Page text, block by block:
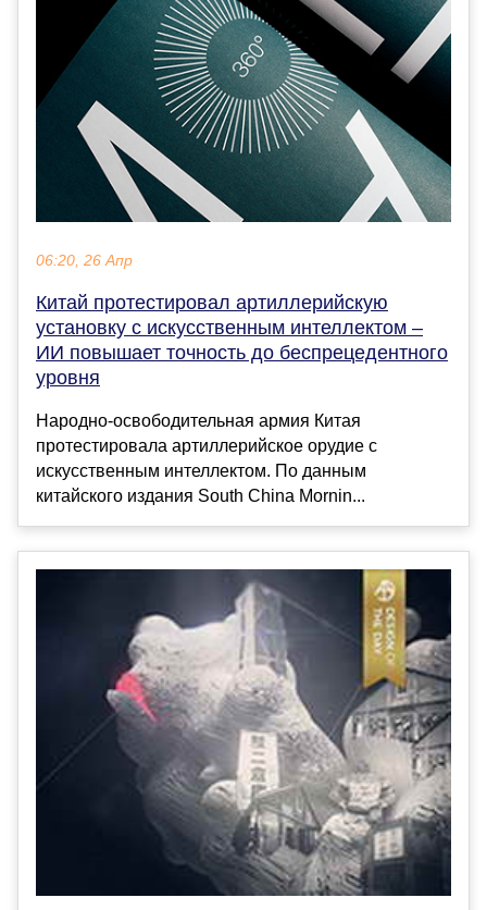
06:20, 26 Апр
Китай протестировал артиллерийскую
установку с искусственным интеллектом –
ИИ повышает точность до беспрецедентного
уровня
Народно-освободительная армия Китая
протестировала артиллерийское орудие с
искусственным интеллектом. По данным
китайского издания South China Mornin...